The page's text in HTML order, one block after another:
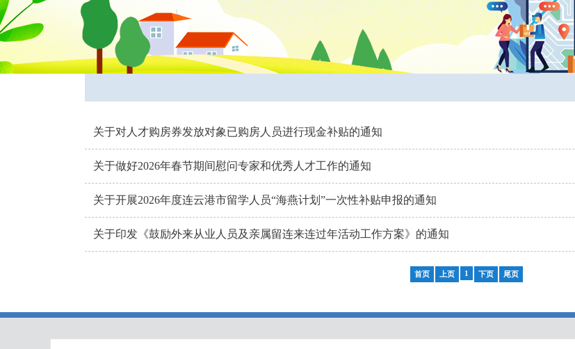
关于对人才购房券发放对象已购房人员进行现金补贴的通知
关于做好2026年春节期间慰问专家和优秀人才工作的通知
关于开展2026年度连云港市留学人员“海燕计划”一次性补贴申报的通知
关于印发《鼓励外来从业人员及亲属留连来连过年活动工作方案》的通知
首页 上页 1 下页 尾页